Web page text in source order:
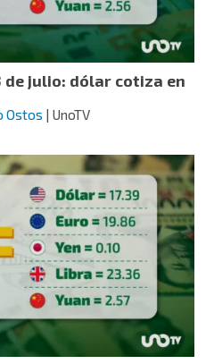
de julio: dólar cotiza en
Ostos | UnoTV